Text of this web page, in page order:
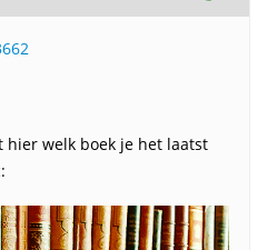
hier welk boek je het laatst